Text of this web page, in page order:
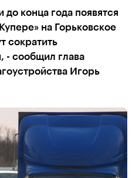
конца года появятся
на Горьковское
сократить
- сообщил глава
Игорь